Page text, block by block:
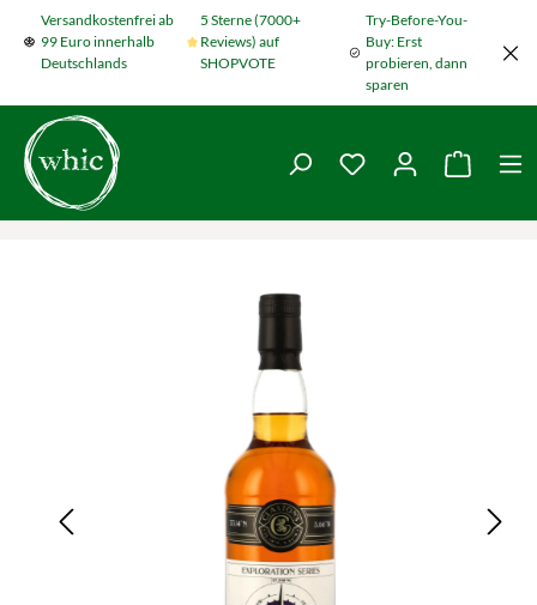
Zum Hauptinhalt springen
Versandkostenfrei ab
99 Euro innerhalb
Deutschlands
5 Sterne (7000+
Reviews) auf
SHOPVOTE
Try-Before-You-
Buy: Erst
probieren, dann
sparen
Du hast 0
Bildergalerie überspringen